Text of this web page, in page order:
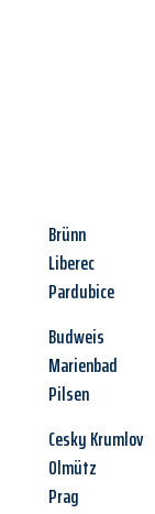
Brünn
Liberec
Pardubice
Budweis
Marienbad
Pilsen
Cesky Krumlov
Olmütz
Prag